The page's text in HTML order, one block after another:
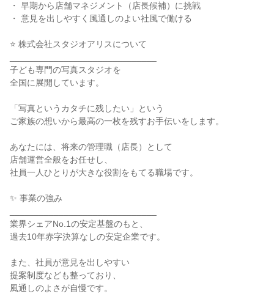
・ 早期から店舗マネジメント（店長候補）に挑戦
・ 意見を出しやすく風通しのよい社風で働ける
⭐ 株式会社スタジオアリスについて
子ども専門の写真スタジオを
全国に展開しています。
「写真というカタチに残したい」という
ご家族の想いから最高の一枚を残すお手伝いをします。
あなたには、将来の管理職（店長）として
店舗運営全般をお任せし、
社員一人ひとりが大きな役割をもてる職場です。
✨ 事業の強み
業界シェアNo.1の安定基盤のもと、
過去10年赤字決算なしの安定企業です。
また、社員が意見を出しやすい
提案制度なども整っており、
風通しのよさが自慢です。